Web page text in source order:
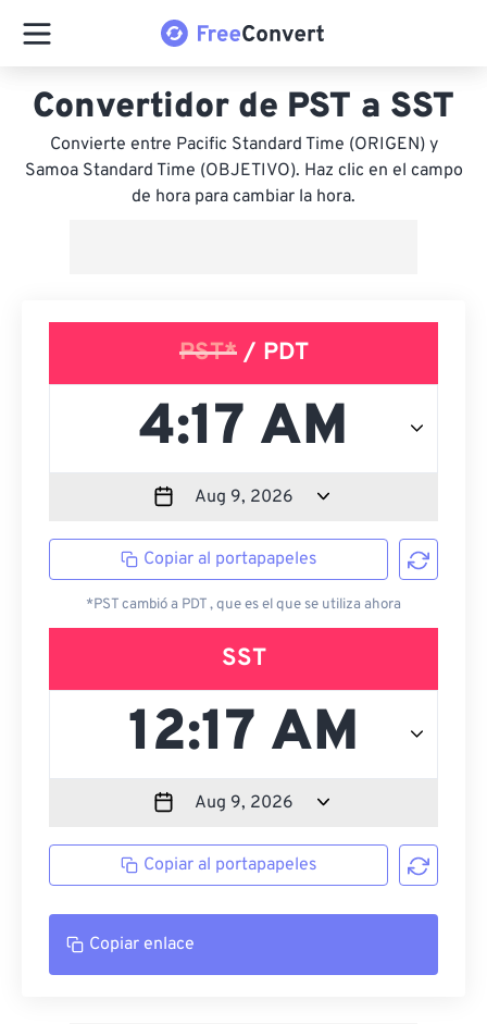
Convertidor de PST a SST
Convierte entre Pacific Standard Time (ORIGEN) y
Samoa Standard Time (OBJETIVO). Haz clic en el campo
de hora para cambiar la hora.
PST*/ PDT
Copiar al portapapeles
*PST cambió a PDT , que es el que se utiliza ahora
SST
Copiar al portapapeles
Copiar enlace